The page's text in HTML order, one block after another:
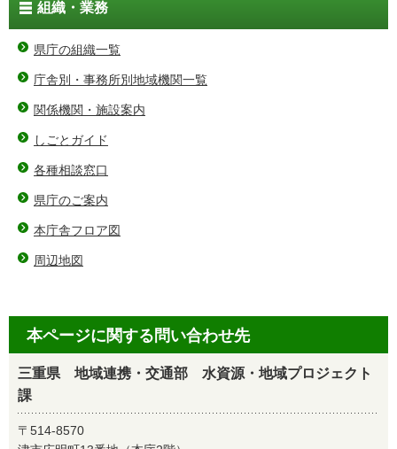
組織・業務
県庁の組織一覧
庁舎別・事務所別地域機関一覧
関係機関・施設案内
しごとガイド
各種相談窓口
県庁のご案内
本庁舎フロア図
周辺地図
本ページに関する問い合わせ先
三重県 地域連携・交通部 水資源・地域プロジェクト
課
〒514-8570